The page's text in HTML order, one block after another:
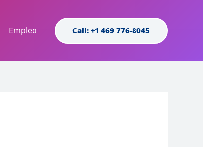
Empleo Call: +1 469 776-8045